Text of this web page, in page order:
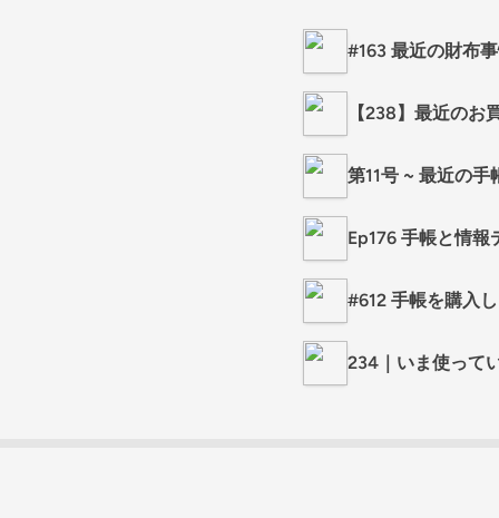
#163 最近の財布
【238】最近のお
第11号 ~ 最近の
Ep176 手帳と情
#612 手帳を購入
234｜いま使って